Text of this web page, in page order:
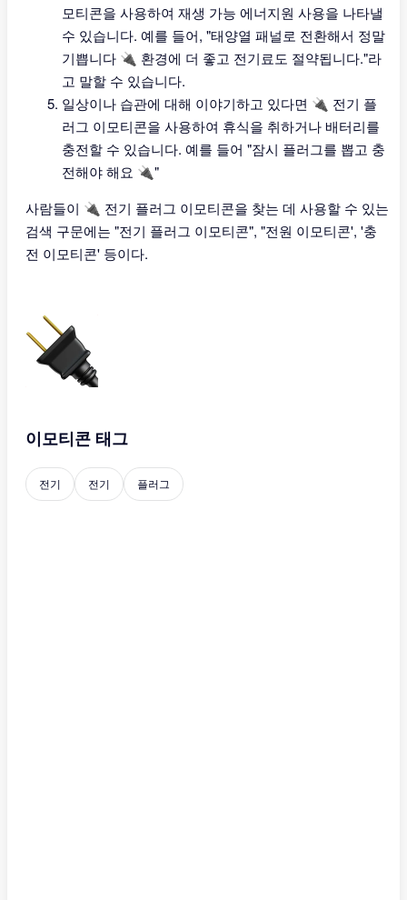
모티콘을 사용하여 재생 가능 에너지원 사용을 나타낼
수 있습니다. 예를 들어, "태양열 패널로 전환해서 정말
기쁩니다 🔌 환경에 더 좋고 전기료도 절약됩니다."라
고 말할 수 있습니다.
일상이나 습관에 대해 이야기하고 있다면 🔌 전기 플
러그 이모티콘을 사용하여 휴식을 취하거나 배터리를
충전할 수 있습니다. 예를 들어 "잠시 플러그를 뽑고 충
전해야 해요 🔌"
사람들이 🔌 전기 플러그 이모티콘을 찾는 데 사용할 수 있는
검색 구문에는 "전기 플러그 이모티콘", "전원 이모티콘', '충
전 이모티콘' 등이다.
이모티콘 태그
전기 전기 플러그